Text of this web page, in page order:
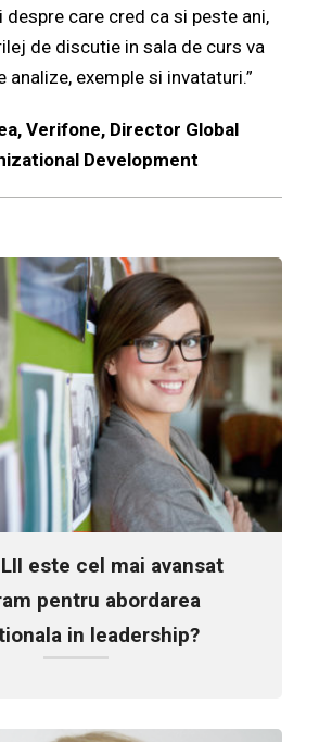
despre care cred ca si peste ani,
de discutie in sala de curs va
analize, exemple si invataturi.”
Verifone, Director Global
Development
este cel mai avansat
pentru abordarea
in leadership?